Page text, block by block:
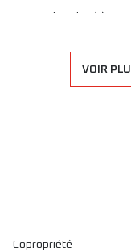
2 chambre(s)
cuisine
Chauffage
VOIR
Copropriété